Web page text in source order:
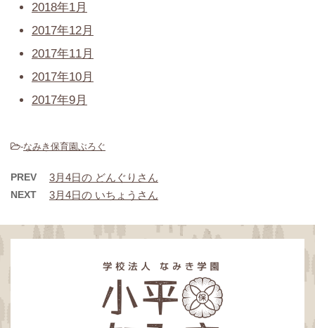
2018年1月
2017年12月
2017年11月
2017年10月
2017年9月
-なみき保育園ぶろぐ
PREV 3月4日の どんぐりさん
NEXT 3月4日の いちょうさん